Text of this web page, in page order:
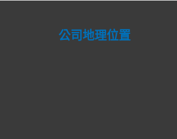
公司地理位置